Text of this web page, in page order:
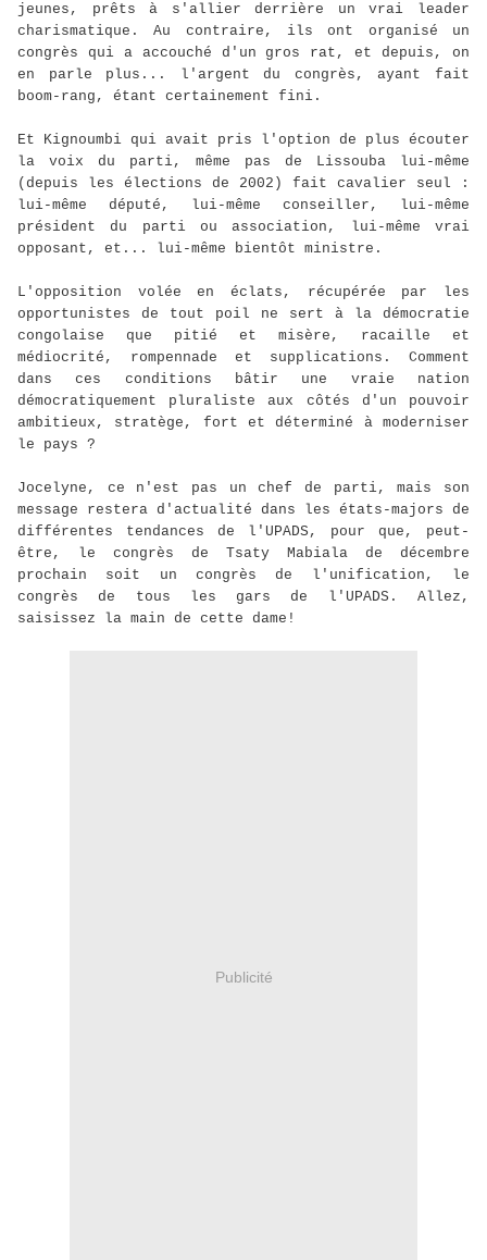
jeunes, prêts à s'allier derrière un vrai leader
charismatique. Au contraire, ils ont organisé un
congrès qui a accouché d'un gros rat, et depuis, on
en parle plus... l'argent du congrès, ayant fait
boom-rang, étant certainement fini.
Et Kignoumbi qui avait pris l'option de plus écouter
la voix du parti, même pas de Lissouba lui-même
(depuis les élections de 2002) fait cavalier seul :
lui-même député, lui-même conseiller, lui-même
président du parti ou association, lui-même vrai
opposant, et... lui-même bientôt ministre.
L'opposition volée en éclats, récupérée par les
opportunistes de tout poil ne sert à la démocratie
congolaise que pitié et misère, racaille et
médiocrité, rompennade et supplications. Comment
dans ces conditions bâtir une vraie nation
démocratiquement pluraliste aux côtés d'un pouvoir
ambitieux, stratège, fort et déterminé à moderniser
le pays ?
Jocelyne, ce n'est pas un chef de parti, mais son
message restera d'actualité dans les états-majors de
différentes tendances de l'UPADS, pour que, peut-
être, le congrès de Tsaty Mabiala de décembre
prochain soit un congrès de l'unification, le
congrès de tous les gars de l'UPADS. Allez,
saisissez la main de cette dame!
Publicité